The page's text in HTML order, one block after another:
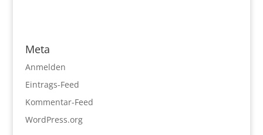
Meta
Anmelden
Eintrags-Feed
Kommentar-Feed
WordPress.org